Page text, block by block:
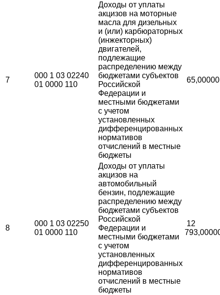
7
000 1 03 02240
01 0000 110
Доходы от уплаты
акцизов на моторные
масла для дизельных
и (или) карбюраторных
(инжекторных)
двигателей,
подлежащие
распределению между
бюджетами субъектов
Российской
Федерации и
местными бюджетами
с учетом
установленных
дифференцированных
нормативов
отчислений в местные
бюджеты
65,00000
8
000 1 03 02250
01 0000 110
Доходы от уплаты
акцизов на
автомобильный
бензин, подлежащие
распределению между
бюджетами субъектов
Российской
Федерации и
местными бюджетами
с учетом
установленных
дифференцированных
нормативов
отчислений в местные
бюджеты
12